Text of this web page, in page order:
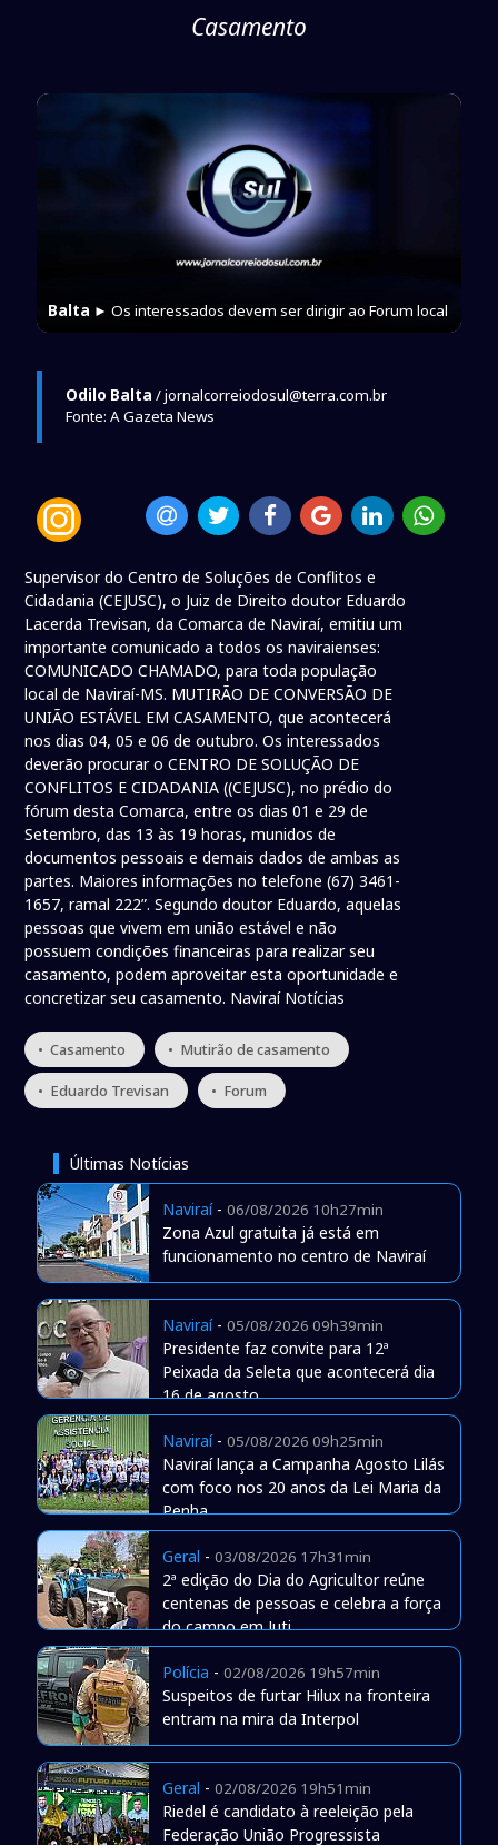
Casamento
Balta ► Os interessados devem ser dirigir ao Forum local
Odilo Balta / jornalcorreiodosul@terra.com.br
Fonte: A Gazeta News
Supervisor do Centro de Soluções de Conflitos e
Cidadania (CEJUSC), o Juiz de Direito doutor Eduardo
Lacerda Trevisan, da Comarca de Naviraí, emitiu um
importante comunicado a todos os naviraienses:
COMUNICADO CHAMADO, para toda população
local de Naviraí-MS. MUTIRÃO DE CONVERSÃO DE
UNIÃO ESTÁVEL EM CASAMENTO, que acontecerá
nos dias 04, 05 e 06 de outubro. Os interessados
deverão procurar o CENTRO DE SOLUÇÃO DE
CONFLITOS E CIDADANIA ((CEJUSC), no prédio do
fórum desta Comarca, entre os dias 01 e 29 de
Setembro, das 13 às 19 horas, munidos de
documentos pessoais e demais dados de ambas as
partes. Maiores informações no telefone (67) 3461-
1657, ramal 222”. Segundo doutor Eduardo, aquelas
pessoas que vivem em união estável e não
possuem condições financeiras para realizar seu
casamento, podem aproveitar esta oportunidade e
concretizar seu casamento. Naviraí Notícias
• Casamento • Mutirão de casamento
• Eduardo Trevisan • Forum
Últimas Notícias
Naviraí- 06/08/2026 10h27min
Zona Azul gratuita já está em
funcionamento no centro de Naviraí
Naviraí- 05/08/2026 09h39min
Presidente faz convite para 12ª
Peixada da Seleta que acontecerá dia
16 de agosto
Naviraí- 05/08/2026 09h25min
Naviraí lança a Campanha Agosto Lilás
com foco nos 20 anos da Lei Maria da
Penha
Geral - 03/08/2026 17h31min
2ª edição do Dia do Agricultor reúne
centenas de pessoas e celebra a força
do campo em Juti
Polícia - 02/08/2026 19h57min
Suspeitos de furtar Hilux na fronteira
entram na mira da Interpol
Geral - 02/08/2026 19h51min
Riedel é candidato à reeleição pela
Federação União Progressista